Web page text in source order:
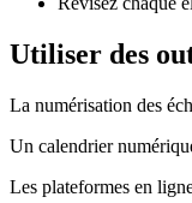
Utiliser des
La numérisation des
Un calendrier
Les plateformes en